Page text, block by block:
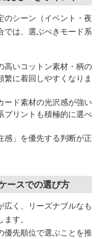
のシーン（イベント・夜
では、選ぶべきモード系
高いコットン素材・柄の
に着回しやすくなりま
ード素材の光沢感が強い
プリントも積極的に選べ
感」を優先する判断が正
ースでの選び方
広く、リーズナブルなも
す。
優先順位で選ぶことを推